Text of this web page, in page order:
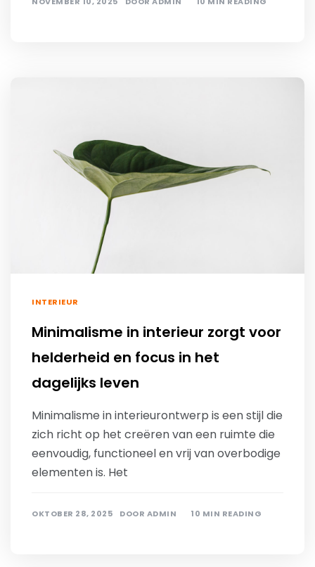
INTERIEUR
Minimalisme in interieur zorgt voor
helderheid en focus in het
dagelijks leven
Minimalisme in interieurontwerp is een stijl die
zich richt op het creëren van een ruimte die
eenvoudig, functioneel en vrij van overbodige
elementen is. Het
OKTOBER 28, 2025 DOOR ADMIN 10 MIN READING